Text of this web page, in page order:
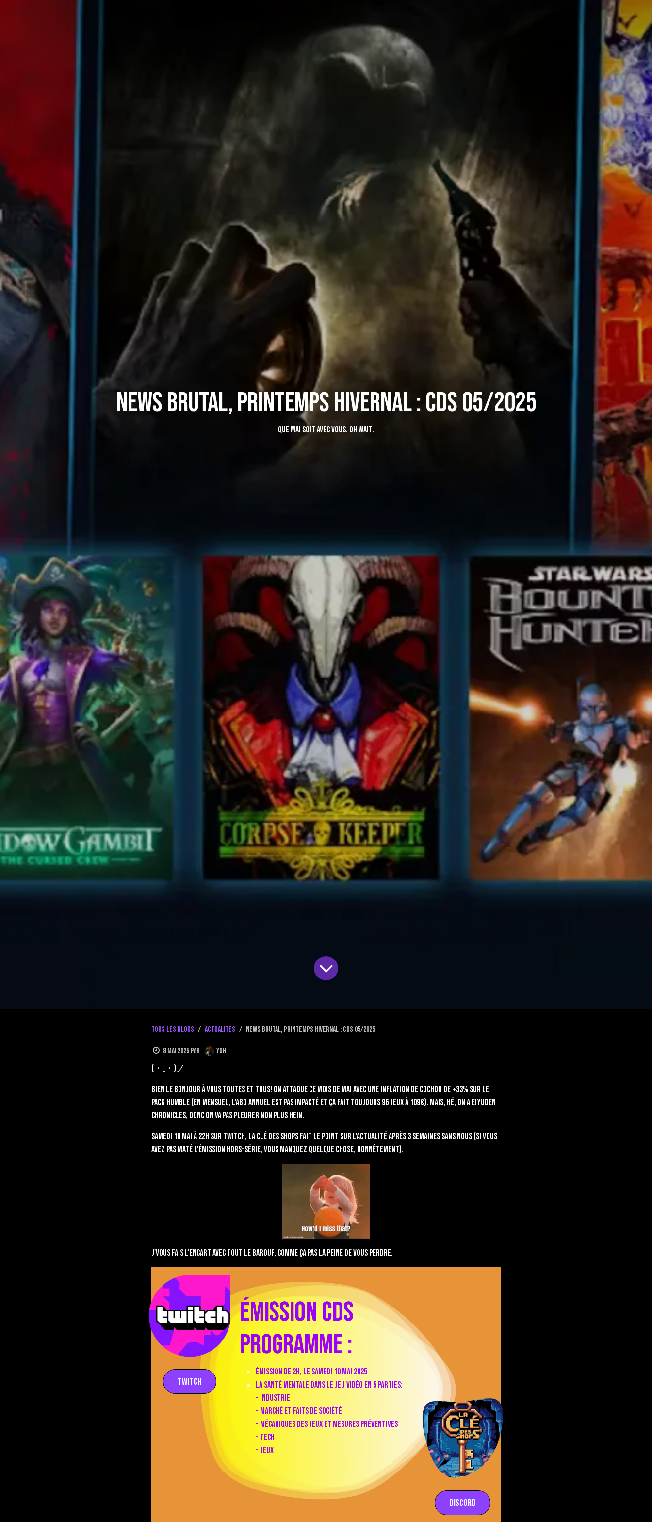
News brutal, printemps hivernal : CDS 05/2025
Que Mai soit avec vous. Oh wait.
Tous les blogs Actualités News brutal, printemps hivernal : CDS 05/2025
8 mai 2025 par Yoh
(・_・)ノ
Bien le bonjour à vous toutes et tous! On attaque ce mois de mai avec une inflation de cochon de +33% sur le
pack humble (en mensuel, l'abo annuel est pas impacté et ça fait toujours 96 jeux à 109€). Mais, hé, on a Eiyuden
Chronicles, donc on va pas pleurer non plus hein.
Samedi 10 mai à 22h sur Twitch, la Clé des Shops fait le point sur l'actualité après 3 semaines sans nous (si vous
avez pas maté l'émission hors-série, vous manquez quelque chose, honnêtement).
J'vous fais l'encart avec tout le barouf, comme ça pas la peine de vous perdre.
émission CDS
Programme :
émission de 2h, le samedi 10 Mai 2025
La santé mentale dans le jeu vidéo en 5 parties:
- Industrie
- marché et faits de société
- mécaniques des jeux et mesures préventives
- Tech
- jeux
Discord
Twitch